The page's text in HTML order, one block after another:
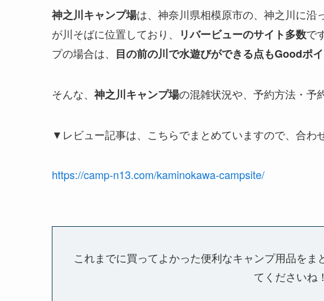
神之川キャンプ場は、神奈川県相模原市の、神之川に沿
が川そばに位置しており、
リバービューのサイト多数で
プの場合は、 目の前の川で水遊びができる点もGoodポ
そんな、 神之川キャンプ場の混雑状況や、予約方法・予
▼レビュー記事は、こちらでまとめていますので、合わ
https://camp-n13.com/kaminokawa-campsite/
これまでに買ってよかった便利なキャンプ用品を
てくださいね！